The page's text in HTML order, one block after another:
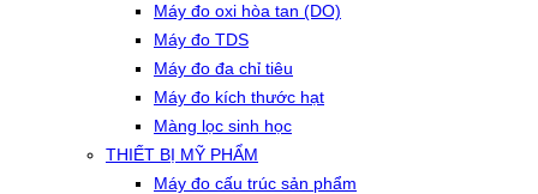
Máy đo oxi hòa tan (DO)
Máy đo TDS
Máy đo đa chỉ tiêu
Máy đo kích thước hạt
Màng lọc sinh học
THIẾT BỊ MỸ PHẨM
Máy đo cấu trúc sản phẩm